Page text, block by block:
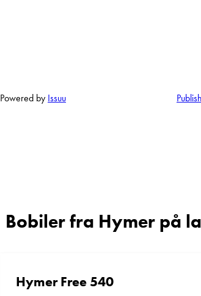
Kontakt avdeling
Powered by Issuu
Bobiler fra Hymer på
Hymer Free 540